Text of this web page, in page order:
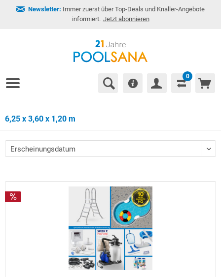
Newsletter: Immer zuerst über Top-Deals und Knaller-Angebote
informiert. Jetzt abonnieren
0
6,25 x 3,60 x 1,20 m